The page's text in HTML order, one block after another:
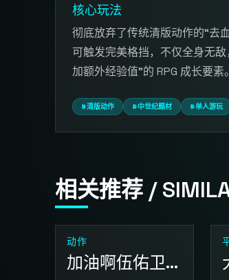
核心玩法
彻底放弃了传统清版动作的“去
可触发完美格挡，不仅全身无
加额外经验值”的 RPG 成长要素。
#清版动作 #中世纪题材 #单人游玩
相关推荐 /
动作
加油啊伍佑卫门 拯救雪公主